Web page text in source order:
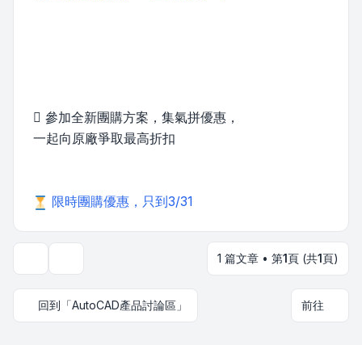
 參加全新團購方案，集氣拼優惠，
一起向原廠爭取最高折扣
限時團購優惠，只到3/31
1 篇文章 • 第1頁 (共1頁)
回到「AutoCAD產品討論區」 前往